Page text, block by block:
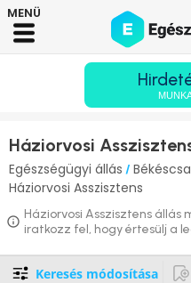
Háziorvosi
Egészségügyi állás /
Háziorvosi Asszisztens
Háziorvosi Asszisztens állás
iratkozz fel, hogy értesülj a
Keresés módosítása